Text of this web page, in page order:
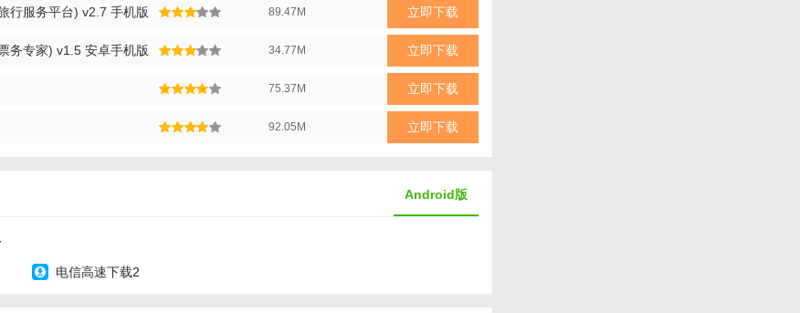
行服务平台) v2.7 手机版 89.47M 立即下载
务专家) v1.5 安卓手机版 34.77M 立即下载
75.37M 立即下载
92.05M 立即下载
Android版
电信高速下载2